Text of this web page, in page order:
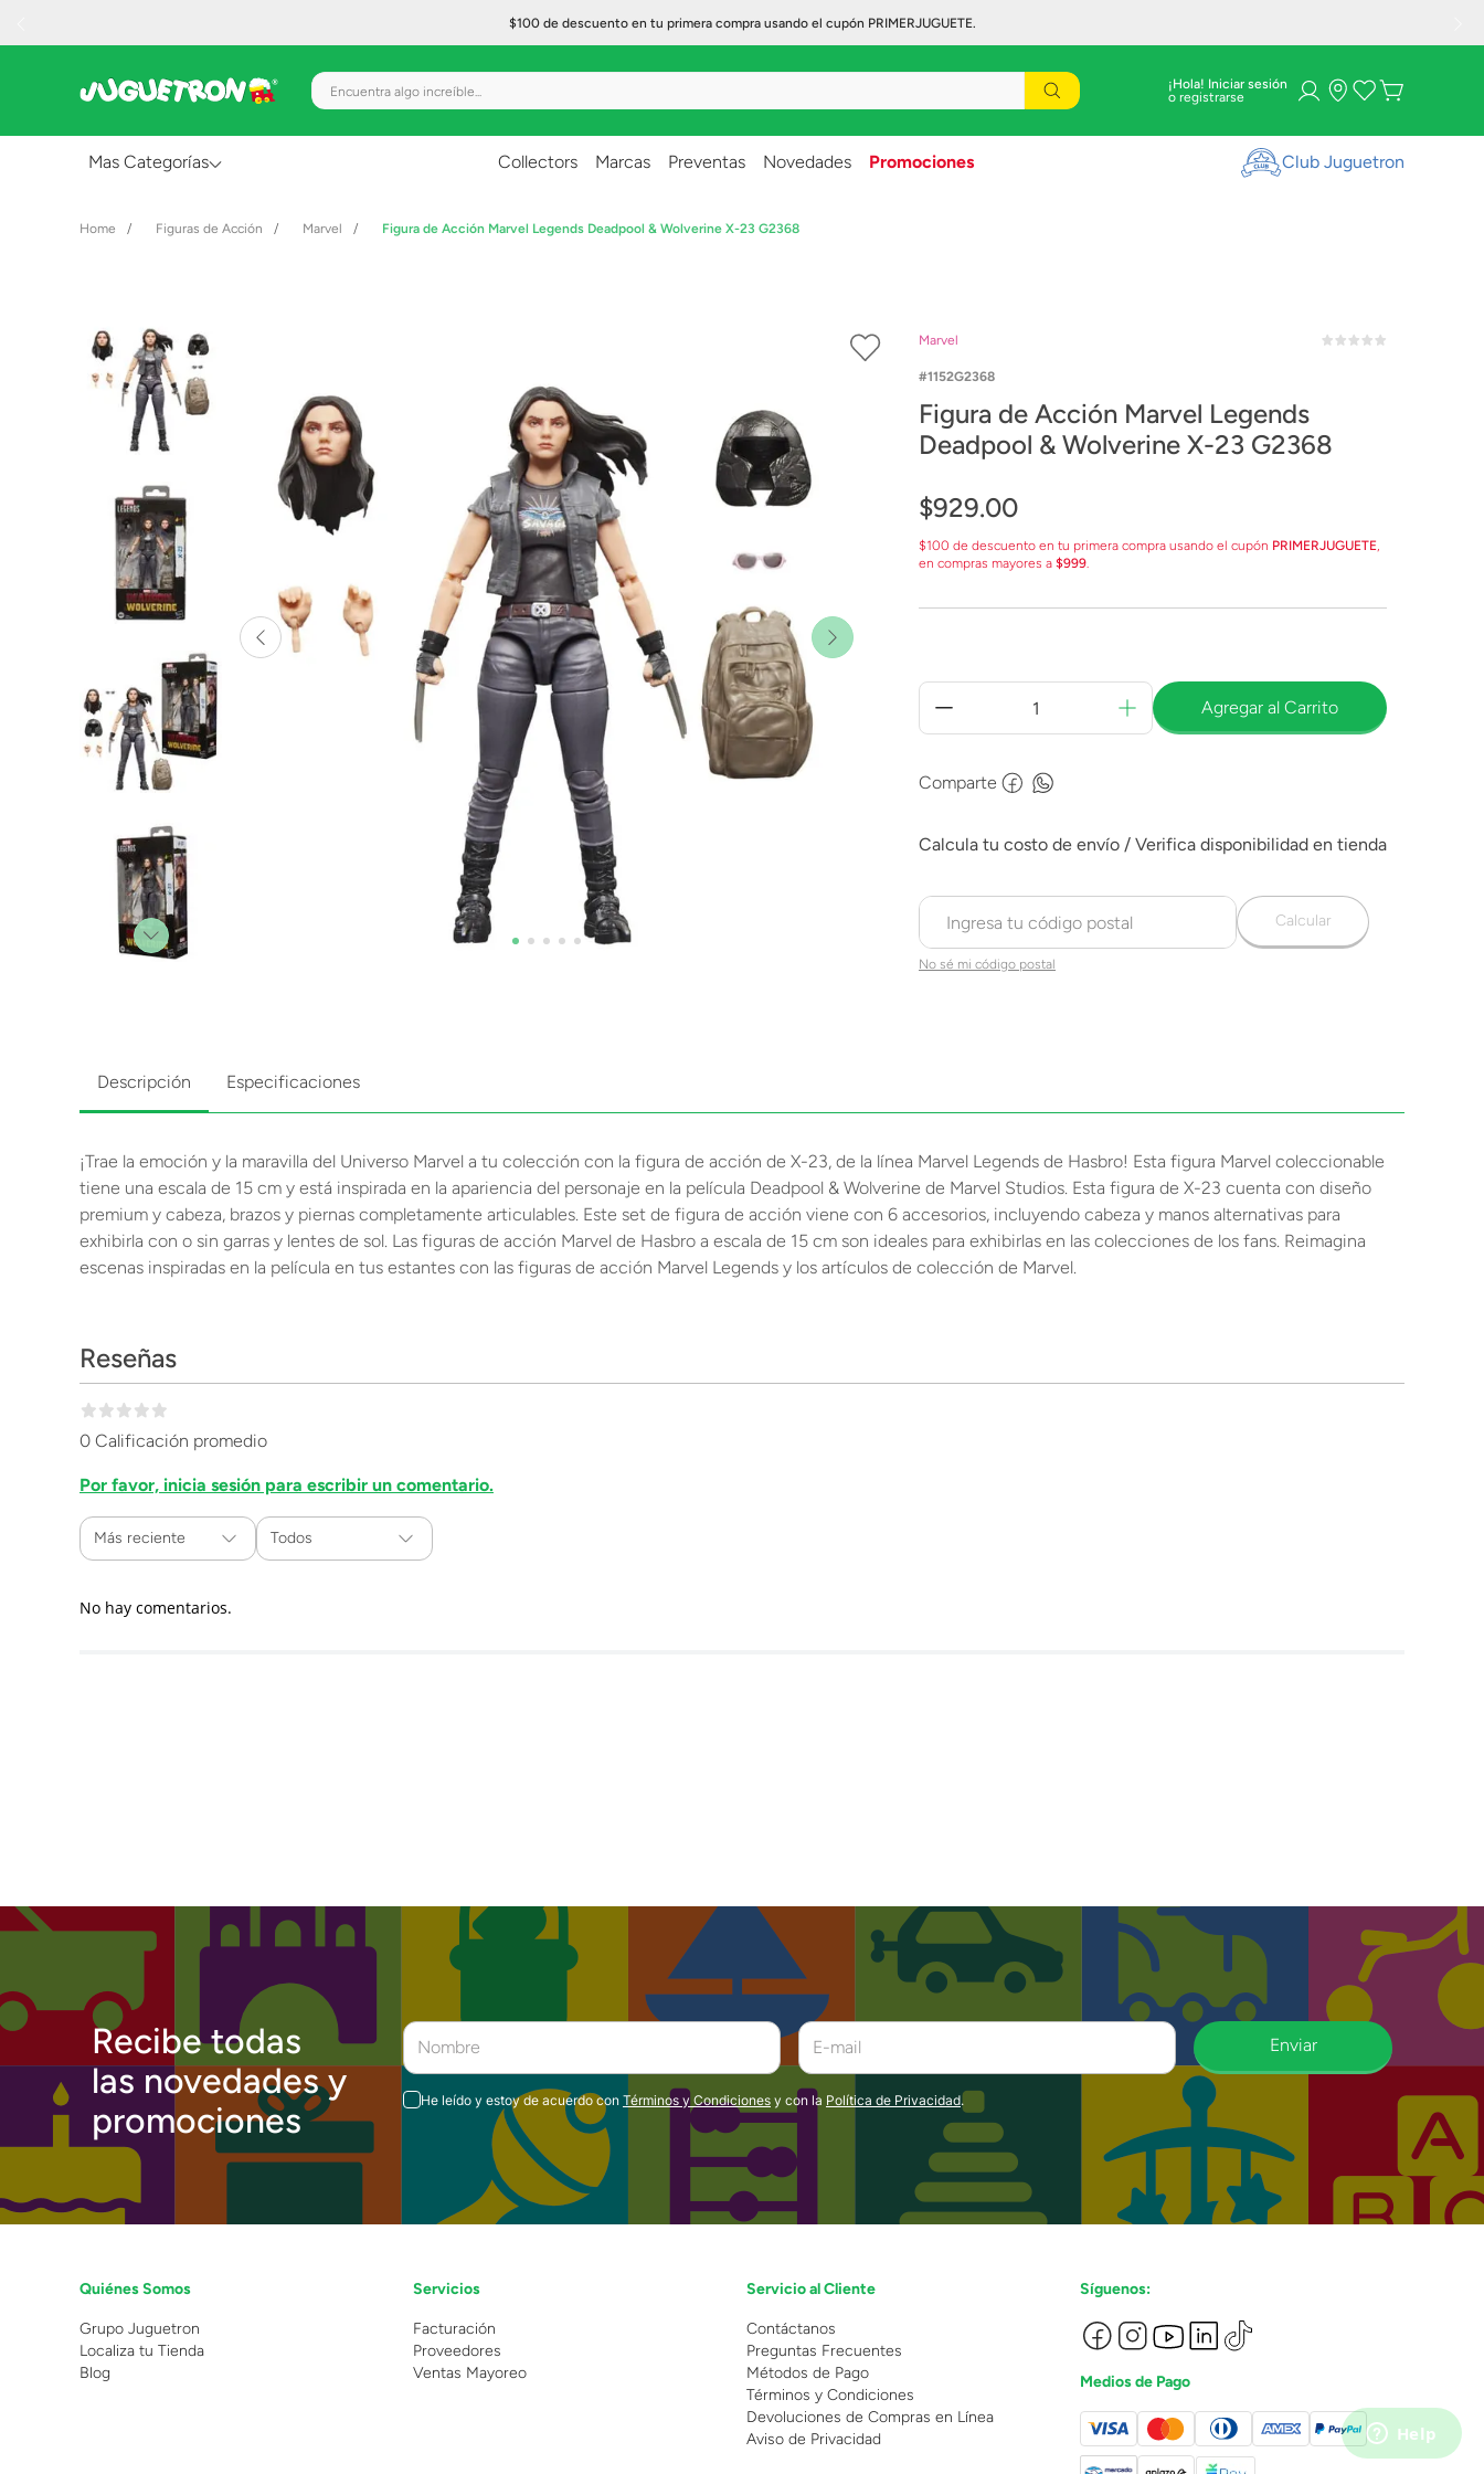
$100 de descuento en tu primera compra usando el cupón PRIMERJUGUETE.
Encuentra algo increíble... ¡Hola! Iniciar sesión
Mas Categorías
Creatividad y Arte
Figuras de Acción
Gadgets y Electrónicos
Lanzadores
Muñecas
Construcción
Vehículos y Pistas
Collectors Marcas Preventas Novedades Promociones Club Juguetron
Figuras de Acción Marvel Figura de Acción Marvel Legends Deadpool & Wolverine X-23 G2368
Marvel
1152G2368
Figura de Acción Marvel Legends
Deadpool & Wolverine X-23 G2368
$929.00
$100 de descuento en tu primera compra usando el cupón PRIMERJUGUETE,
en compras mayores a $999.
Agregar al Carrito
Comparte
No sé mi código postal
Calcular
Descripción Especificaciones
¡Trae la emoción y la maravilla del Universo Marvel a tu colección con la figura de acción de X-23, de la línea Marvel Legends de Hasbro! Esta figura Marvel coleccionable
tiene una escala de 15 cm y está inspirada en la apariencia del personaje en la película Deadpool & Wolverine de Marvel Studios. Esta figura de X-23 cuenta con diseño
premium y cabeza, brazos y piernas completamente articulables. Este set de figura de acción viene con 6 accesorios, incluyendo cabeza y manos alternativas para
exhibirla con o sin garras y lentes de sol. Las figuras de acción Marvel de Hasbro a escala de 15 cm son ideales para exhibirlas en las colecciones de los fans. Reimagina
escenas inspiradas en la película en tus estantes con las figuras de acción Marvel Legends y los artículos de colección de Marvel.
Reseñas
0 Calificación promedio
Por favor, inicia sesión para escribir un comentario.
Más reciente Todos
No hay comentarios.
Recibe todas
las novedades y
promociones
Enviar
He leído y estoy de acuerdo con Términos y Condiciones y con la Política de Privacidad.
Quiénes Somos
Grupo Juguetron
Localiza tu Tienda
Blog
Servicios
Facturación
Proveedores
Ventas Mayoreo
Servicio al Cliente
Contáctanos
Preguntas Frecuentes
Métodos de Pago
Términos y Condiciones
Devoluciones de Compras en Línea
Aviso de Privacidad
Síguenos:
Medios de Pago